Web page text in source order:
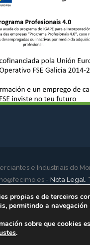
e Industriais do
- Nota Legal.
propias e de terceiros
permitindo a navegación
sobre que cookies
.